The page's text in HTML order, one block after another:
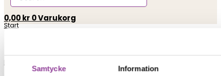
Samtycke Information
0,00kr 0Varukorg
Start
Reparationer